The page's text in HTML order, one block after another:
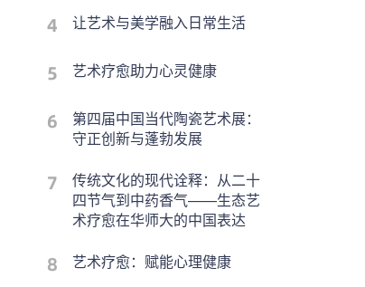
让艺术与美学融入日常生活
艺术疗愈助力心灵健康
第四届中国当代陶瓷艺术展：
守正创新与蓬勃发展
传统文化的现代诠释：从二十
四节气到中药香气——生态艺
术疗愈在华师大的中国表达
艺术疗愈：赋能心理健康